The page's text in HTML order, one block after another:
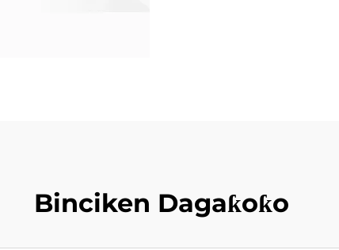
Binciken Dagaƙoƙo